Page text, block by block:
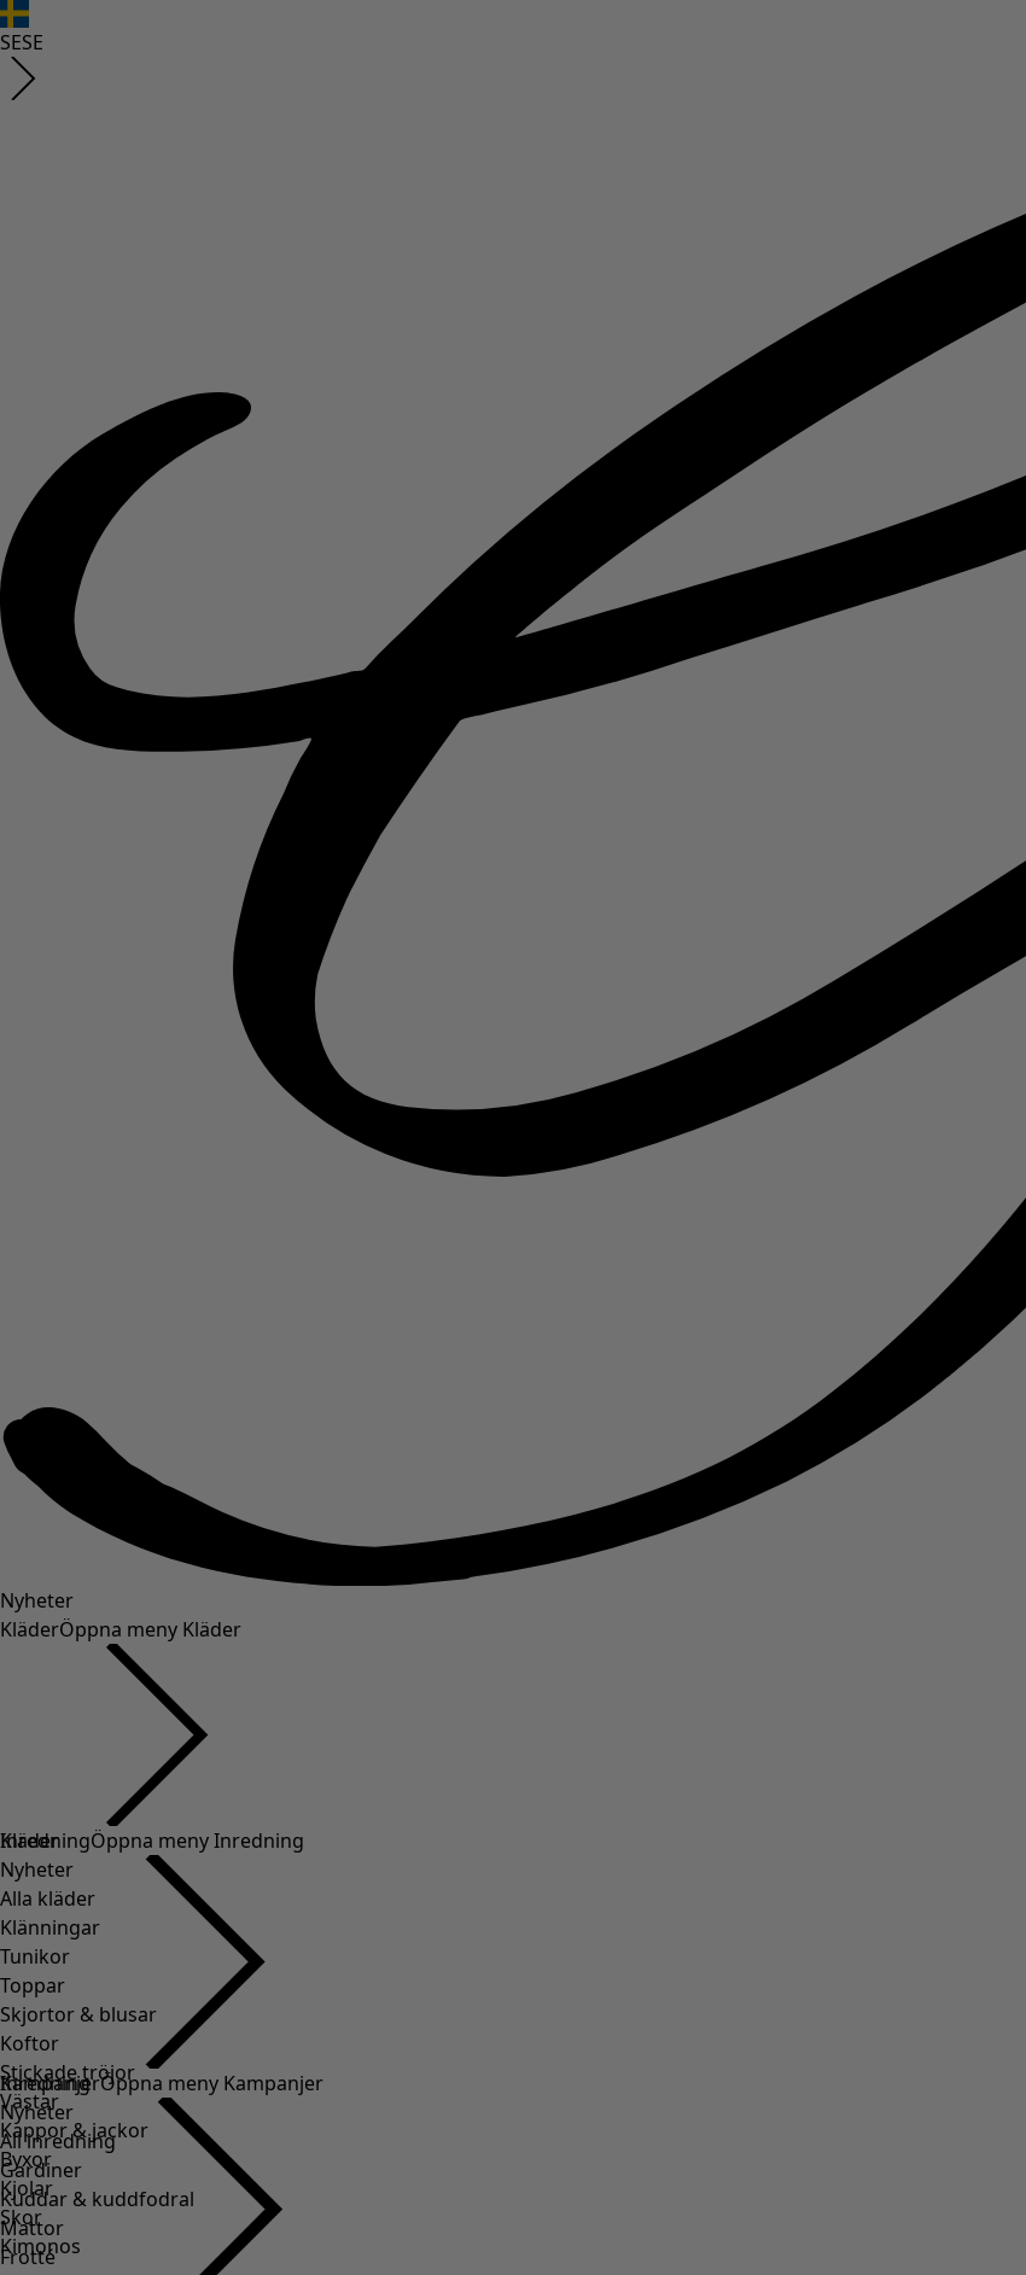
SESE
Nyheter
KläderÖppna meny Kläder
Kläder
Nyheter
Alla kläder
Klänningar
Tunikor
Toppar
Skjortor & blusar
Koftor
Stickade tröjor
Västar
Kappor & jackor
Byxor
Kjolar
Skor
Kimonos
InredningÖppna meny Inredning
Inredning
Nyheter
All inredning
Gardiner
Kuddar & kuddfodral
Mattor
Frotté
KampanjerÖppna meny Kampanjer